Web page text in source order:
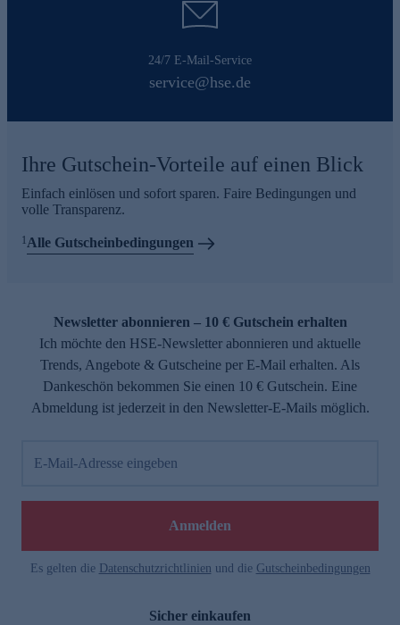
24/7 E-Mail-Service
service@hse.de
Ihre Gutschein-Vorteile auf einen Blick
Einfach einlösen und sofort sparen. Faire Bedingungen und
volle Transparenz.
1 Alle Gutscheinbedingungen
Newsletter abonnieren – 10 € Gutschein erhalten
Ich möchte den HSE-Newsletter abonnieren und aktuelle
Trends, Angebote & Gutscheine per E-Mail erhalten. Als
Dankeschön bekommen Sie einen 10 € Gutschein. Eine
Abmeldung ist jederzeit in den Newsletter-E-Mails möglich.
E-Mail-Adresse eingeben
Anmelden
Es gelten die Datenschutzrichtlinien und die Gutscheinbedingungen
Sicher einkaufen